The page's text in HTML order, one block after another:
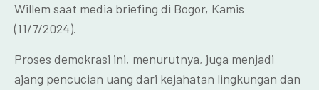
Willem saat media briefing di Bogor, Kamis
(11/7/2024).
Proses demokrasi ini, menurutnya, juga menjadi
ajang pencucian uang dari kejahatan lingkungan dan